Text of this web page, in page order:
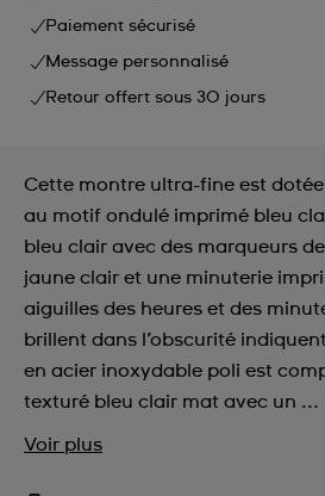
Paiement sécurisé
Message personnalisé
Retour offert sous 30 jours
Cette montre ultra-fine est
au motif ondulé imprimé bleu
bleu clair avec des marqueurs
jaune clair et une minuterie
aiguilles des heures et des
brillent dans l’obscurité
en acier inoxydable poli est
texturé bleu clair mat avec un ...
Voir plus